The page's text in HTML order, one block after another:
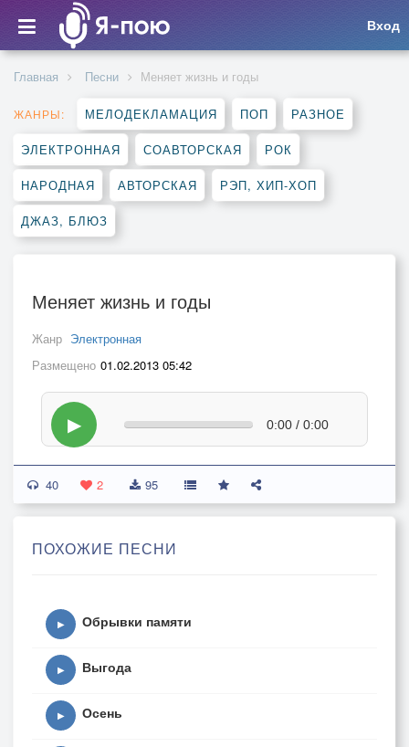
Вход
Главная Песни Меняет жизнь и годы
ЖАНРЫ: МЕЛОДЕКЛАМАЦИЯ ПОП РАЗНОЕ
ЭЛЕКТРОННАЯ СОАВТОРСКАЯ РОК
НАРОДНАЯ АВТОРСКАЯ РЭП, ХИП-ХОП
ДЖАЗ, БЛЮЗ
Меняет жизнь и годы
Жанр Электронная
Размещено 01.02.2013 05:42
▶ 0:00 / 0:00
40 2 95
ПОХОЖИЕ ПЕСНИ
▶ Обрывки памяти
▶ Выгода
▶ Осень